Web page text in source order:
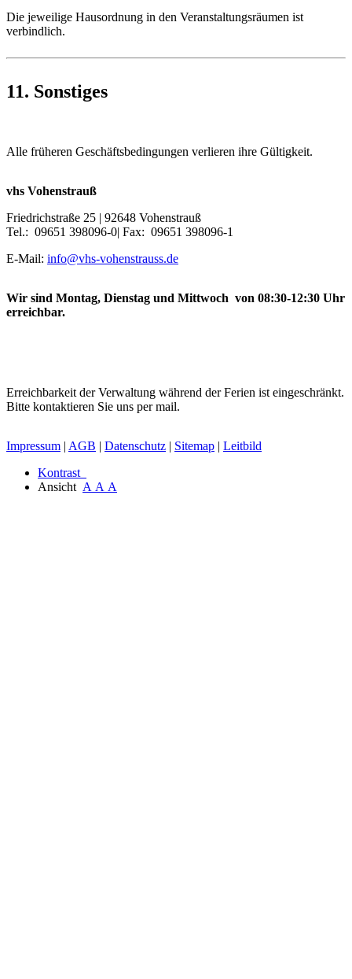
Die jeweilige Hausordnung in den Veranstaltungsräumen ist
verbindlich.
11. Sonstiges
Alle früheren Geschäftsbedingungen verlieren ihre Gültigkeit.
vhs Vohenstrauß
Friedrichstraße 25 | 92648 Vohenstrauß
Tel.: 09651 398096-0| Fax: 09651 398096-1
E-Mail: info@vhs-vohenstrauss.de
Wir sind Montag, Dienstag und Mittwoch von 08:30-12:30 Uhr
erreichbar.
Erreichbarkeit der Verwaltung während der Ferien ist eingeschränkt.
Bitte kontaktieren Sie uns per mail.
Impressum | AGB | Datenschutz | Sitemap | Leitbild
Kontrast
Ansicht A A A